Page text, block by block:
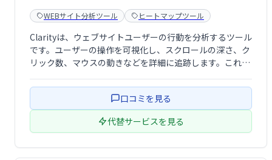
WEBサイト分析ツール ヒートマップツール
Clarityは、ウェブサイトユーザーの行動を分析するツール
です。ユーザーの操作を可視化し、スクロールの深さ、ク
リック数、マウスの動きなどを詳細に追跡します。これに
サイトの改善に役立ちます。直感的なインターフェース
で、簡単に分析結果を確認できます。 …
口コミを見る
代替サービスを見る